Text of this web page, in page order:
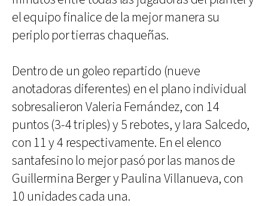
el equipo finalice de la mejor manera su
periplo por tierras chaqueñas.
Dentro de un goleo repartido (nueve
anotadoras diferentes) en el plano individual
sobresalieron Valeria Fernández, con 14
puntos (3-4 triples) y 5 rebotes, y Iara Salcedo,
con 11 y 4 respectivamente. En el elenco
santafesino lo mejor pasó por las manos de
Guillermina Berger y Paulina Villanueva, con
10 unidades cada una.